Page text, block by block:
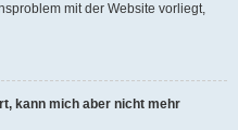
mit der Website vorliegt,
kann mich aber nicht mehr